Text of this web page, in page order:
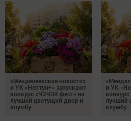
«Менделеевские новости»
и УК «Нептун+» запускают
конкурс «ЧЭЧЭК фест» на
лучший цветущий двор и
клумбу
и УК
лучший
клумбу